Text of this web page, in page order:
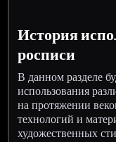
История
росписи
В данном разделе
использования
на протяжении
технологий и
художественных